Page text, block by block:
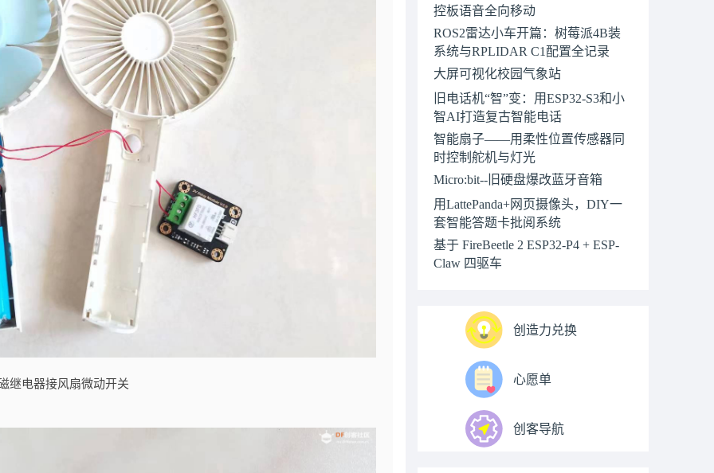
继电器接风扇微动开关
控板语音全向移动
ROS2雷达小车开篇：树莓派4B装
系统与RPLIDAR C1配置全记录
大屏可视化校园气象站
旧电话机“智”变：用ESP32-S3和小
智AI打造复古智能电话
智能扇子——用柔性位置传感器同
时控制舵机与灯光
Micro:bit--旧硬盘爆改蓝牙音箱
用LattePanda+网页摄像头，DIY一
套智能答题卡批阅系统
基于 FireBeetle 2 ESP32-P4 + ESP-
Claw 四驱车
创造力兑换
心愿单
创客导航